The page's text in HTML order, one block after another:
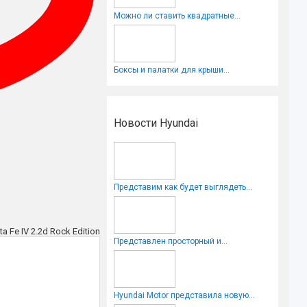
Fe IV 2.2d Rock Edition
Можно ли ставить квадратные...
Боксы и палатки для крыши...
Новости Hyundai
Представим как будет выглядеть...
Представлен просторный и...
Hyundai Motor представила новую...